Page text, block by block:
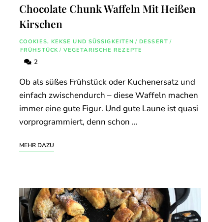
Chocolate Chunk Waffeln Mit Heißen
Kirschen
COOKIES, KEKSE UND SÜSSIGKEITEN / DESSERT /
FRÜHSTÜCK/ VEGETARISCHE REZEPTE
2
Ob als süßes Frühstück oder Kuchenersatz und
einfach zwischendurch – diese Waffeln machen
immer eine gute Figur. Und gute Laune ist quasi
vorprogrammiert, denn schon …
MEHR DAZU